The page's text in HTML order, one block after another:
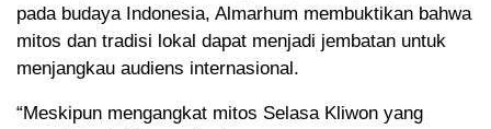
pada budaya Indonesia, Almarhum membuktikan bahwa
mitos dan tradisi lokal dapat menjadi jembatan untuk
menjangkau audiens internasional.
“Meskipun mengangkat mitos Selasa Kliwon yang